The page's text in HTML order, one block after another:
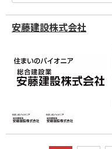
安藤建設株式会社